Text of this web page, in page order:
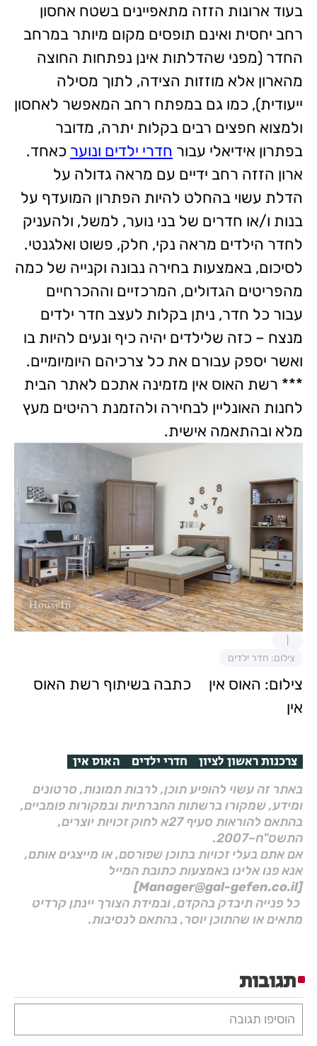
בעוד ארונות הזזה מתאפיינים בשטח אחסון
רחב יחסית ואינם תופסים מקום מיותר במרחב
החדר (מפני שהדלתות אינן נפתחות החוצה
מהארון אלא מוזזות הצידה, לתוך מסילה
ייעודית), כמו גם במפתח רחב המאפשר לאחסון
ולמצוא חפצים רבים בקלות יתרה, מדובר
בפתרון אידיאלי עבור חדרי ילדים ונוער כאחד.
ארון הזזה רחב ידיים עם מראה גדולה על
הדלת עשוי בהחלט להיות הפתרון המועדף על
בנות ו/או חדרים של בני נוער, למשל, ולהעניק
לחדר הילדים מראה נקי, חלק, פשוט ואלגנטי.
לסיכום, באמצעות בחירה נבונה וקנייה של כמה
מהפריטים הגדולים, המרכזיים וההכרחיים
עבור כל חדר, ניתן בקלות לעצב חדר ילדים
מנצח – כזה שלילדים יהיה כיף ונעים להיות בו
ואשר יספק עבורם את כל צרכיהם היומיומיים.
*** רשת האוס אין מזמינה אתכם לאתר הבית
לחנות האונליין לבחירה ולהזמנת רהיטים מעץ
מלא ובהתאמה אישית.
צילום: חדר ילדים
צילום: האוס אין כתבה בשיתוף רשת האוס
אין
צרכנות ראשון לציון חדרי ילדים האוס אין
באתר זה עשוי להופיע תוכן, לרבות תמונות, סרטונים
ומידע, שמקורו ברשתות החברתיות ובמקורות פומביים,
בהתאם להוראות סעיף 27א לחוק זכויות יוצרים,
התשס"ח–2007.
אם אתם בעלי זכויות בתוכן שפורסם, או מייצגים אותם,
אנא פנו אלינו באמצעות כתובת המייל
[Manager@gal-gefen.co.il]
כל פנייה תיבדק בהקדם, ובמידת הצורך יינתן קרדיט
מתאים או שהתוכן יוסר, בהתאם לנסיבות.
תגובות
הוסיפו תגובה